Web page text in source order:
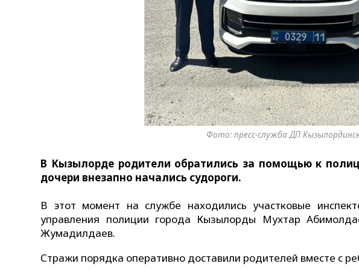
Фото: пресс-служба ДП
В Кызылорде родители обратились за помощью к
дочери внезапно начались судороги.
В этот момент на службе находились участковые
управления полиции города Кызылорды Мухтар
Жумадилдаев.
Стражи порядка оперативно доставили родителей вместе с